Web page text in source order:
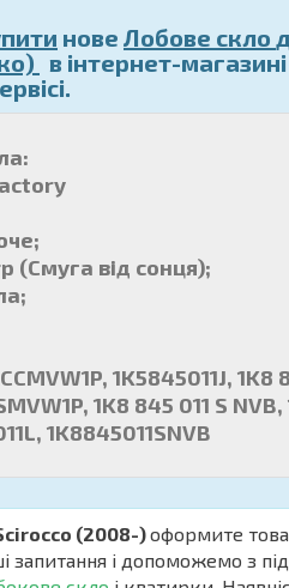
нове Лобове скло
в інтернет-
(Смуга від сонця);
1K5845011J, 1K8
1K8 845 011 S
1K8845011SNVB
(2008-)оформите
запитання і допоможемо з